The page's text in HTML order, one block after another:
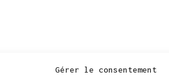
Gérer le consentement